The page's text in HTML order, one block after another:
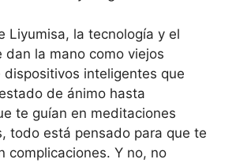
Liyumisa, la tecnología y el
dan la mano como viejos
dispositivos inteligentes que
de ánimo hasta
te guían en meditaciones
todo está pensado para que te
complicaciones. Y no, no